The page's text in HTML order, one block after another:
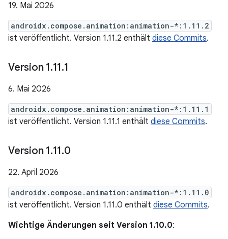
19. Mai 2026
androidx.compose.animation:animation-*:1.11.2
ist veröffentlicht. Version 1.11.2 enthält diese Commits.
Version 1.11.1
6. Mai 2026
androidx.compose.animation:animation-*:1.11.1
ist veröffentlicht. Version 1.11.1 enthält diese Commits.
Version 1.11.0
22. April 2026
androidx.compose.animation:animation-*:1.11.0
ist veröffentlicht. Version 1.11.0 enthält diese Commits.
Wichtige Änderungen seit Version 1.10.0: